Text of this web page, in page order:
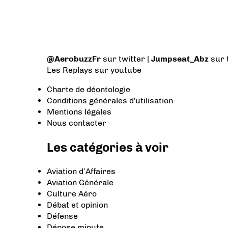
@AerobuzzFr sur twitter | Jumpseat_Abz sur
Les Replays sur youtube
Charte de déontologie
Conditions générales d'utilisation
Mentions légales
Nous contacter
Les catégories à voir
Aviation d’Affaires
Aviation Générale
Culture Aéro
Débat et opinion
Défense